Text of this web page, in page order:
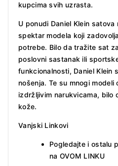
kupcima svih uzrasta.
U ponudi Daniel Klein
spektar modela koji
potrebe. Bilo da tražite sat
poslovni sastanak ili
funkcionalnosti, Daniel Klein
nošenja. Te su mnogi modeli
izdržljivim narukvicama, bilo
kože.
Vanjski Linkovi
Pogledajte i ostalu
na OVOM LINKU